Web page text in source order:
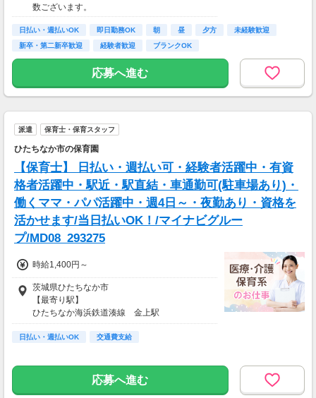
数ございます。
日払い・週払いOK 即日勤務OK 朝 昼 夕方
未経験歓迎
新卒・第二新卒歓迎
経験者歓迎 ブランクOK
応募へ進む
派遣 保育士・保育スタッフ
ひたちなか市の保育園
【保育士】 日払い・週払い可・経験者活躍中・有資
格者活躍中・駅近・駅直結・車通勤可(駐車場あり)・
働くママ・パパ活躍中・週4日～・夜勤あり・資格を
活かせます/当日払いOK！/マイナビグルー
プ/MD08_293275
時給1,400円～
茨城県ひたちなか市
【最寄り駅】
ひたちなか海浜鉄道湊線 金上駅
【アクセス】
ひたちなか海浜鉄道湊線 金上駅から徒歩4分
日払い・週払いOK 交通費支給
応募へ進む